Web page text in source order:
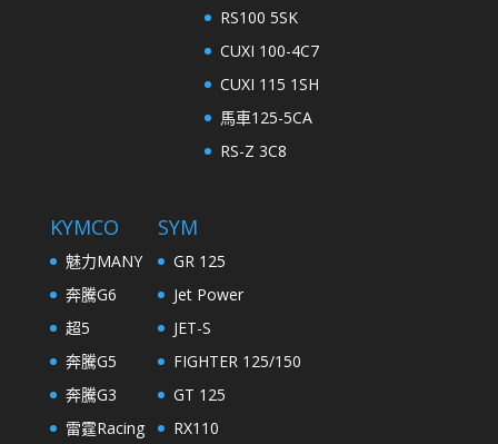
RS100 5SK
CUXI 100-4C7
CUXI 115 1SH
馬車125-5CA
RS-Z 3C8
KYMCO
魅力MANY
奔騰G6
超5
奔騰G5
奔騰G3
雷霆Racing
SYM
GR 125
Jet Power
JET-S
FIGHTER 125/150
GT 125
RX110